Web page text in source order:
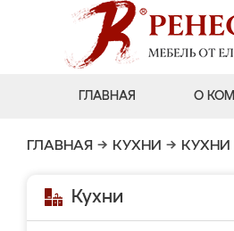
ГЛАВНАЯ О
ГЛАВНАЯ → КУХНИ →
Кухни